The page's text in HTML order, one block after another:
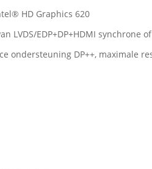
HD Graphics 620
LVDS/EDP+DP+HDMI synchrone
ondersteuning DP++, maximale